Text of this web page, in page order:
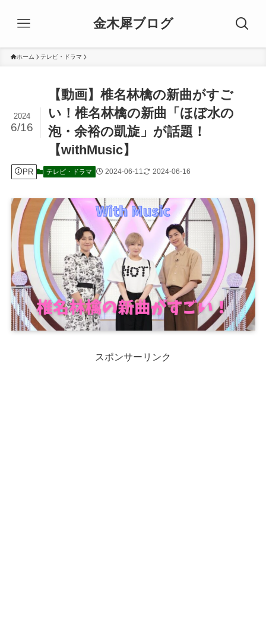
金木犀ブログ
ホーム テレビ・ドラマ
【動画】椎名林檎の新曲がすご
い！椎名林檎の新曲「ほぼ水の
泡・余裕の凱旋」が話題！
【withMusic】
2024
6/16
PR テレビ・ドラマ 2024-06-11 2024-06-16
スポンサーリンク